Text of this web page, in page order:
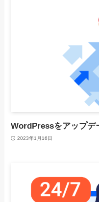
WordPressをアップデ
2023年1月16日